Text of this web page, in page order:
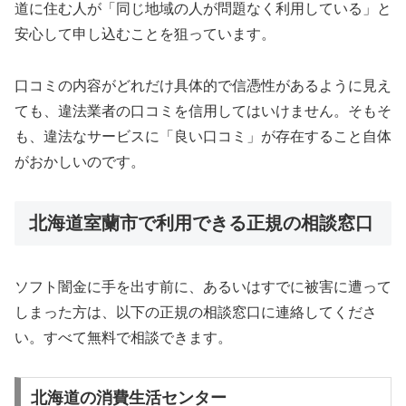
道に住む人が「同じ地域の人が問題なく利用している」と
安心して申し込むことを狙っています。
口コミの内容がどれだけ具体的で信憑性があるように見え
ても、違法業者の口コミを信用してはいけません。そもそ
も、違法なサービスに「良い口コミ」が存在すること自体
がおかしいのです。
北海道室蘭市で利用できる正規の相談窓口
ソフト闇金に手を出す前に、あるいはすでに被害に遭って
しまった方は、以下の正規の相談窓口に連絡してくださ
い。すべて無料で相談できます。
北海道の消費生活センター